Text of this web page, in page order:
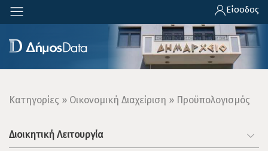
Παράκαμψη
προς
κυρίως
Είσοδος
Breadcrumb
Κατηγορίες Οικονομική Διαχείριση Προϋπολογισμός
Διοικητική Λειτουργία